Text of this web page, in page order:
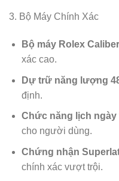
3. Bộ Máy Chính Xác
Bộ máy Rolex
xác cao.
Dự trữ năng lượng
định.
Chức năng lịch ngày
cho người dùng.
Chứng nhận
chính xác vượt trội.